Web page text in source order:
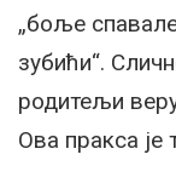
„боље
зубићи“.
родитељи
Ова пракса је